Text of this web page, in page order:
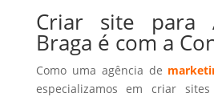
Criar site para
Braga é com a
Como uma agência de
especializamos em criar